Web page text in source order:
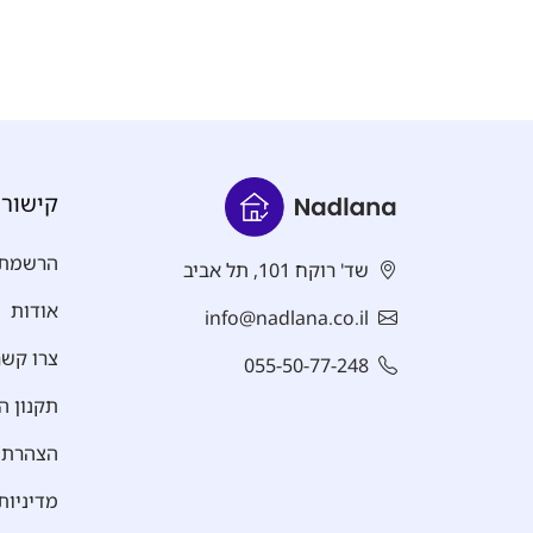
שד' רוקח 101, תל אביב
info@nadlana.co.il
055-50-77-248
אודות
צרו
תקנון
הצהרת